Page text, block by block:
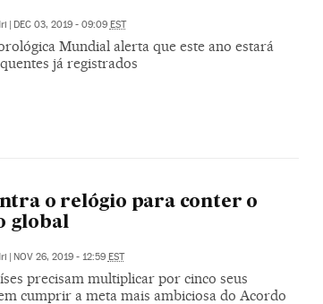
| DEC 03, 2019 - 09:09 EST
Mundial alerta que este ano estará
já registrados
o relógio para conter o
global
NOV 26, 2019 - 12:59 EST
precisam multiplicar por cinco seus
cumprir a meta mais ambiciosa do Acordo